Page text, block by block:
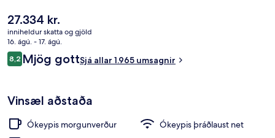
evrópskur morgunverður (alla daga milli kl. 07:00 og kl. 09:00). Þar
að auki eru Resorts World Casino (spilavíti) og Arthur Ashe
leikvangurinn í nokkurra mínútna akstursfjarlægð. Aðrir gestir hafa
sagt okkur að þeir hafi verið sérstaklega sáttir við hjálpsamt starfsfólk
og ástand gististaðarins almennt. Gististaðurinn er stutt frá
almenningssamgöngum: Archer Av. lestarstöðin er í 5 mínútna
Núverandi
verð
er
27.334 kr.
27.334 kr.
inniheldur skatta og gjöld
16. ágú. - 17. ágú.
Umsagnir
8,28,2 af 10
Mjög gottSjá allar 1.965 umsagnir
Vinsæl aðstaða
Ókeypis morgunverður
Ókeypis þráðlaust net